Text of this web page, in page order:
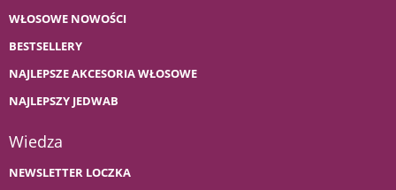
WŁOSOWE NOWOŚCI
BESTSELLERY
NAJLEPSZE AKCESORIA WŁOSOWE
NAJLEPSZY JEDWAB
Wiedza
NEWSLETTER LOCZKA